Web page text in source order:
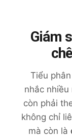
Giám
Tiểu
nhắc
còn phải
không chỉ
mà còn là